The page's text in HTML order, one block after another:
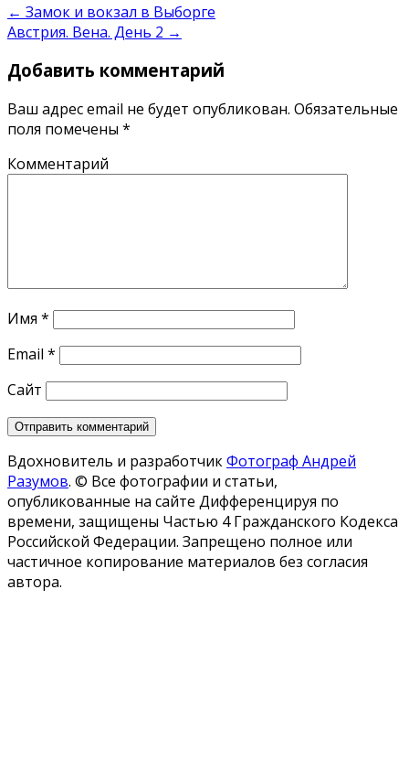
← Замок и вокзал в Выборге
Австрия. Вена. День 2 →
Добавить комментарий
Ваш адрес email не будет опубликован. Обязательные
поля помечены *
Комментарий
Имя *
Email *
Сайт
Вдохновитель и разработчикФотограф Андрей
Разумов. © Все фотографии и статьи,
опубликованные на сайте Дифференцируя по
времени, защищены Частью 4 Гражданского Кодекса
Российской Федерации. Запрещено полное или
частичное копирование материалов без согласия
автора.